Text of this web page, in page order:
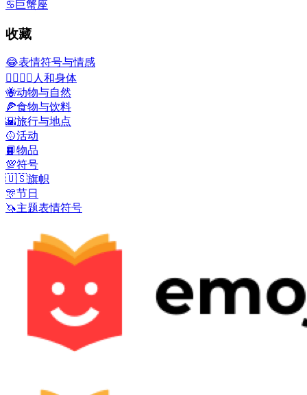
♋巨蟹座
收藏
😂表情符号与情感
👩‍❤️‍💋‍👨 人和身体
🐝动物与自然
🍕食物与饮料
🌇旅行与地点
🥎活动
📙物品
💯符号
🇺🇸旗帜
🎊节日
🦄主题表情符号